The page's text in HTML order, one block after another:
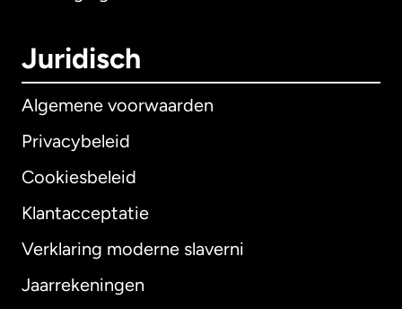
Juridisch
Algemene voorwaarden
Privacybeleid
Cookiesbeleid
Klantacceptatie
Verklaring moderne slaverni
Jaarrekeningen
Internationaal English